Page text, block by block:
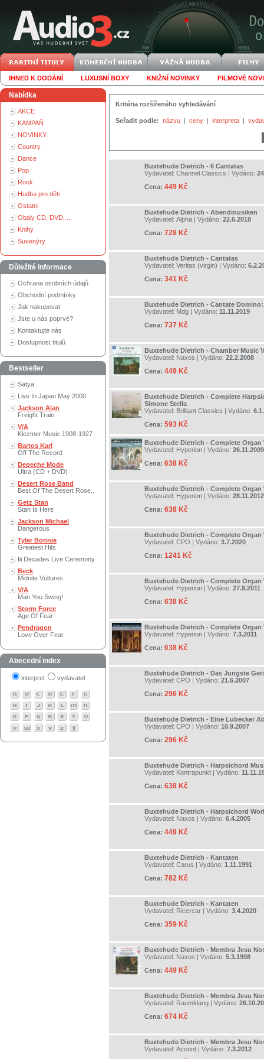
IHNED K DODÁNÍ LUXUSNÍ BOXY KNIŽNÍ NOVINKY FILMOVÉ
Nabídka
AKCE
KAMPAŇ
NOVINKY
Country
Dance
Pop
Rock
Hudba pro děti
Ostatní
Obaly CD, DVD, ...
Knihy
Suvenýry
Důležité informace
Ochrana osobních údajů
Obchodní podmínky
Jak nakupovat
Jste u nás poprvé?
Kontaktujte nás
Dostupnost titulů
Bestseller
Satya
Live In Japan May 2000
Jackson Alan
Freight Train
V/A
Klezmer Music 1908-1927
Bartos Karl
Off The Record
Depeche Mode
Ultra (CD + DVD)
Desert Rose Band
Best Of The Desert Rose..
Getz Stan
Stan Is Here
Jackson Michael
Dangerous
Tyler Bonnie
Greatest Hits
Iii Decades Live Ceremony
Beck
Midnite Vultures
V/A
Man You Swing!
Storm Force
Age Of Fear
Pendragon
Love Over Fear
Abecední index
interpret vydavatel
Kritéria rozšířeného vyhledávání
Seřadit podle: názvu | ceny | interpreta |
Buxtehude Dietrich - 6 Cantatas
Vydavatel: Channel Classics | Vydáno:
Cena: 449 Kč
Buxtehude Dietrich - Abendmusiken
Vydavatel: Alpha | Vydáno: 22.6.2018
Cena: 728 Kč
Buxtehude Dietrich - Cantatas
Vydavatel: Veritas (virgin) | Vydáno:
Cena: 341 Kč
Buxtehude Dietrich - Cantate
Vydavatel: Mdg | Vydáno: 11.11.2019
Cena: 737 Kč
Buxtehude Dietrich - Chamber Music
Vydavatel: Naxos | Vydáno: 22.2.2008
Cena: 449 Kč
Buxtehude Dietrich - Complete
Simone Stella
Vydavatel: Brilliant Classics | Vydáno:
Cena: 593 Kč
Buxtehude Dietrich - Complete Organ
Vydavatel: Hyperion | Vydáno: 26.11.2009
Cena: 638 Kč
Buxtehude Dietrich - Complete Organ
Vydavatel: Hyperion | Vydáno: 28.11.2012
Cena: 638 Kč
Buxtehude Dietrich - Complete Organ
Vydavatel: CPO | Vydáno: 3.7.2020
Cena: 1241 Kč
Buxtehude Dietrich - Complete Organ
Vydavatel: Hyperion | Vydáno: 27.9.2011
Cena: 638 Kč
Buxtehude Dietrich - Complete Organ
Vydavatel: Hyperion | Vydáno: 7.3.2011
Cena: 638 Kč
Buxtehude Dietrich - Das Jungste
Vydavatel: CPO | Vydáno: 21.6.2007
Cena: 296 Kč
Buxtehude Dietrich - Eine Lubecker
Vydavatel: CPO | Vydáno: 10.9.2007
Cena: 296 Kč
Buxtehude Dietrich - Harpsichord
Vydavatel: Kontrapunkt | Vydáno:
Cena: 638 Kč
Buxtehude Dietrich - Harpsichord
Vydavatel: Naxos | Vydáno: 6.4.2005
Cena: 449 Kč
Buxtehude Dietrich - Kantaten
Vydavatel: Carus | Vydáno: 1.11.1991
Cena: 782 Kč
Buxtehude Dietrich - Kantaten
Vydavatel: Ricercar | Vydáno: 3.4.2020
Cena: 359 Kč
Buxtehude Dietrich - Membra Jesu
Vydavatel: Naxos | Vydáno: 5.3.1998
Cena: 449 Kč
Buxtehude Dietrich - Membra Jesu
Vydavatel: Raumklang | Vydáno:
Cena: 674 Kč
Buxtehude Dietrich - Membra Jesu
Vydavatel: Accent | Vydáno: 7.3.2012